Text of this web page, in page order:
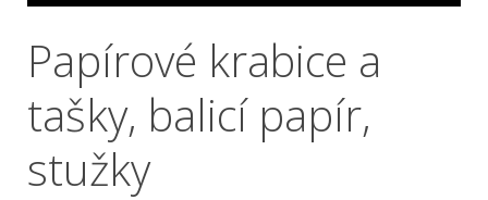
Papírové krabice a
tašky, balicí papír,
stužky